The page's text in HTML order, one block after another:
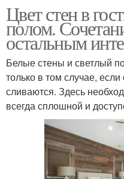
Цвет стен в
полом.
остальным
Белые стены и светлый
только в том случае,
сливаются. Здесь
всегда сплошной и